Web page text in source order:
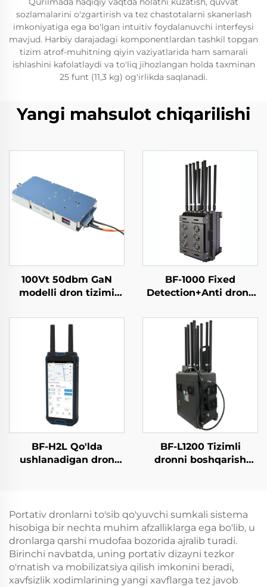
sozlamalarini o'zgartirish va tez chastotalarni skanerlash
imkoniyatiga ega bo'lgan intuitiv foydalanuvchi interfeysi
mavjud. Harbiy darajadagi komponentlardan tashkil topgan
tizim atrof-muhitning qiyin vaziyatlarida ham samarali
ishlashini kafolatlaydi va to'liq jihozlangan holda taxminan
25 funt (11,3 kg) og'irlikda saqlanadi.
Yangi mahsulot chiqarilishi
100Vt 50dbm GaN
modelli dron tizimi
kuchaytirgich moduli
Konter dron moduli
5,2/5,8G Yetarli RF
ekranlar 5,2/5,8G 100Vt
50dbm
BF-1000 Fixed
Detection+Anti drone
BF-H2L Qo'lda
ushlanadigan dron
BF-L1200 Tizimli
dronni boshqarish
Portativ dronlarni to'sib qo'yuvchi sumkali sistema
hisobiga bir nechta muhim afzalliklarga ega bo'lib, u
dronlarga qarshi mudofaa bozorida ajralib turadi.
Birinchi navbatda, uning portativ dizayni tezkor
o'rnatish va mobilizatsiya qilish imkonini beradi,
xavfsizlik xodimlarining yangi xavflarga tez javob